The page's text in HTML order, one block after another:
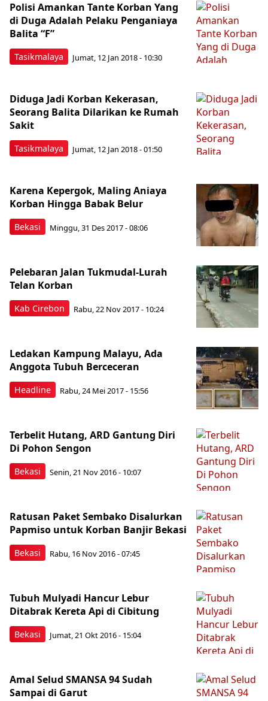
Tasikmalaya
Polisi Amankan Tante Korban Yang
di Duga Adalah Pelaku Penganiaya
Balita “F”
Jumat, 12 Jan 2018 - 10:30
Tasikmalaya
Diduga Jadi Korban Kekerasan,
Seorang Balita Dilarikan ke Rumah
Sakit
Jumat, 12 Jan 2018 - 01:50
Bekasi
Karena Kepergok, Maling Aniaya
Korban Hingga Babak Belur
Minggu, 31 Des 2017 - 08:06
Kab Cirebon
Pelebaran Jalan Tukmudal-Lurah
Telan Korban
Rabu, 22 Nov 2017 - 10:24
Headline
Ledakan Kampung Malayu, Ada
Anggota Tubuh Berceceran
Rabu, 24 Mei 2017 - 15:56
Bekasi
Terbelit Hutang, ARD Gantung Diri
Di Pohon Sengon
Senin, 21 Nov 2016 - 10:07
Bekasi
Ratusan Paket Sembako Disalurkan
Papmiso untuk Korban Banjir Bekasi
Rabu, 16 Nov 2016 - 07:45
Bekasi
Tubuh Mulyadi Hancur Lebur
Ditabrak Kereta Api di Cibitung
Jumat, 21 Okt 2016 - 15:04
Amal Selud SMANSA 94 Sudah
Sampai di Garut